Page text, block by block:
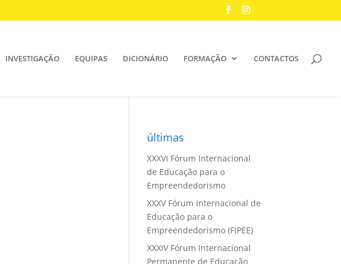
INVESTIGAÇÃO EQUIPAS DICIONÁRIO FORMAÇÃO CONTACTOS
últimas
XXXVI Fórum Internacional
de Educação para o
Empreendedorismo
XXXV Fórum Internacional de
Educação para o
Empreendedorismo (FIPEE)
XXXIV Fórum Internacional
Permanente de Educação